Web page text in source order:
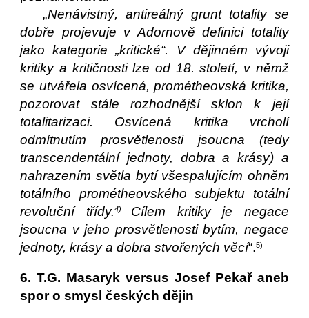
„Nenávistný, antireálný grunt totality se
dobře projevuje v Adornově definici totality
jako kategorie „kritické“. V dějinném vývoji
kritiky a kritičnosti lze od 18. století, v němž
se utvářela osvícená, prométheovská kritika,
pozorovat stále rozhodnější sklon k její
totalitarizaci. Osvícená kritika vrcholí
odmítnutím prosvětlenosti jsoucna (tedy
transcendentální jednoty, dobra a krásy) a
nahrazením světla bytí všespalujícím ohněm
totálního prométheovského subjektu totální
revoluční třídy.4) Cílem kritiky je negace
jsoucna v jeho prosvětlenosti bytím, negace
jednoty, krásy a dobra stvořených věcí“.5)
6. T.G. Masaryk versus Josef Pekař aneb
spor o smysl českých dějin